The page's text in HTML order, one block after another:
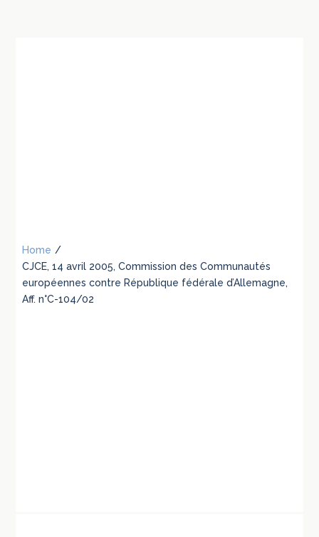
Home /
CJCE, 14 avril 2005, Commission des Communautés
européennes contre République fédérale d’Allemagne,
Aff. n°C-104/02